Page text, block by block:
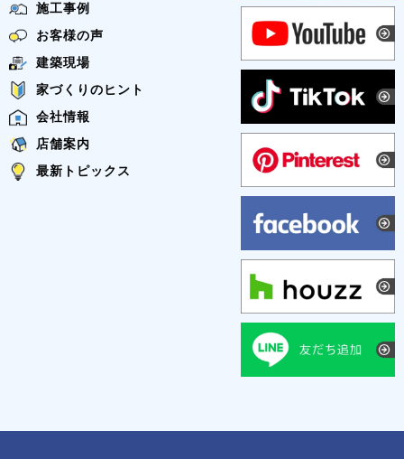
施工事例
お客様の声
建築現場
家づくりのヒント
会社情報
店舗案内
最新トピックス